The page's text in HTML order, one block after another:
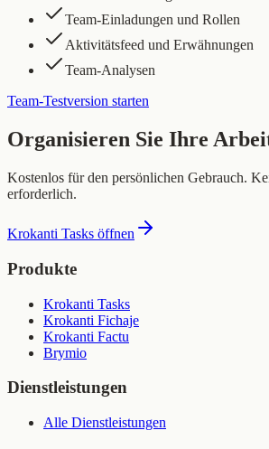
Team-Einladungen und Rollen
Aktivitätsfeed und Erwähnungen
Team-Analysen
Team-Testversion starten
Organisieren Sie Ihre
Kostenlos für den persönlichen Gebrauch.
erforderlich.
Krokanti Tasks öffnen
Produkte
Krokanti Tasks
Krokanti Fichaje
Krokanti Factu
Brymio
Dienstleistungen
Alle Dienstleistungen